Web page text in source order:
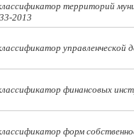
территорий
2013
управленческой
финансовых
форм